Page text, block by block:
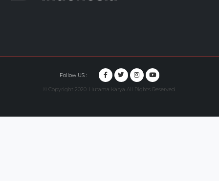
Follow US :
© Copyright 2020. Hutama Karya All Rights Reserved.